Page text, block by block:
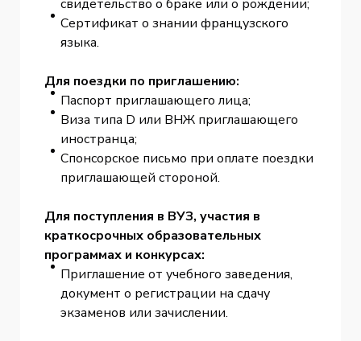
свидетельство о браке или о рождении;
Сертификат о знании французского
языка.
Для поездки по приглашению:
Паспорт приглашающего лица;
Виза типа D или ВНЖ приглашающего
иностранца;
Спонсорское письмо при оплате поездки
приглашающей стороной.
Для поступления в ВУЗ, участия в
краткосрочных образовательных
программах и конкурсах:
Приглашение от учебного заведения,
документ о регистрации на сдачу
экзаменов или зачислении.